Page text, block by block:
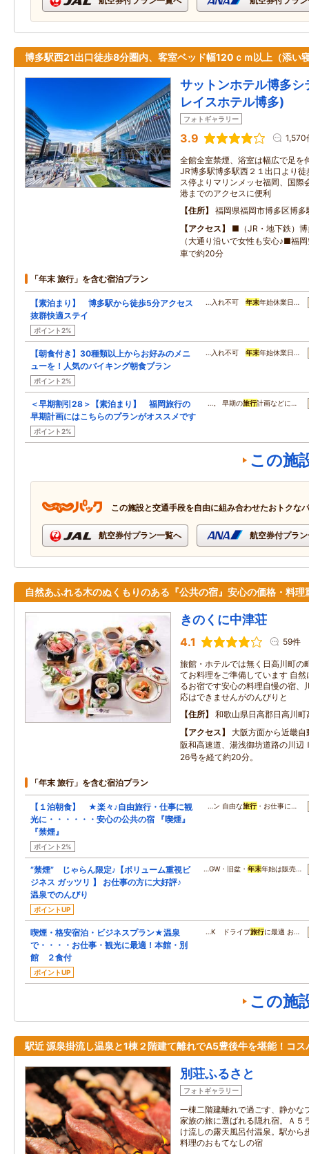
博多駅西21出口徒歩8分圏内、客室ベッド幅120ｃｍ以上（添い
サットンホテル博多
レイスホテル博多)
フォトギャラリー
3.9 1,570
全館全室禁煙、浴室は幅広で足を
JR博多駅博多駅西２１出口より
ス停よりマリンメッセ福岡、国際
港までのアクセスに便利
住所
福岡県福岡市博多区博
アクセス
■（JR・地下鉄）
（大通り沿いで女性も安心♪■福
車で約20分
「年末 旅行」を含む宿泊プラン
【素泊まり】 博多駅から徒歩5分アクセス
抜群快適ステイ
ポイント2%
…入れ不可 年末年始休業日…
【朝食付き】30種類以上からお好みのメニ
ューを！人気のバイキング朝食プラン
ポイント2%
…入れ不可 年末年始休業日…
＜早期割引28＞【素泊まり】 福岡旅行の
早期計画にはこちらのプランがオススメです
ポイント2%
…。 早期の旅行計画などに…
この施
この施設と交通手段を自由に組み合わせたおトクな
航空券付プラン一覧へ 航空券付プラ
自然あふれる木のぬくもりのある『公共の宿』安心の価格・料理
きのくに中津荘
4.1 59件
旅館・ホテルでは無く日高川町の
てお料理をご準備しています 自
るお宿です安心の料理自慢の宿、
応はできませんがのんびりと
住所
和歌山県日高郡日高川
アクセス
大阪方面から近畿
阪和高速道、湯浅御坊道路の川辺
26号を経て約20分。
「年末 旅行」を含む宿泊プラン
【１泊朝食】 ★楽々♪自由旅行・仕事に観
光に・・・・・・安心の公共の宿 『喫煙』
『禁煙』
ポイント2%
…ン 自由な旅行・お仕事に…
”禁煙” じゃらん限定♪【ボリューム重視ビ
ジネス ガッツリ 】 お仕事の方に大好評♪
温泉でのんびり
ポイントUP
…GW・旧盆・ 年末年始は販売…
喫煙・格安宿泊・ビジネスプラン★温泉
で・・・・お仕事・観光に最適！本館・別
館 ２食付
ポイントUP
…K ドライブ旅行に最適 お…
この施
駅近 源泉掛流し温泉と1棟２階建て離れでA5豊後牛を堪能！コス
別荘ふるさと
フォトギャラリー
一棟二階建離れで過ごす、静かな
家族の旅に選ばれる隠れ宿。Ａ５
け流しの露天風呂付温泉。駅から
料理のおもてなしの宿